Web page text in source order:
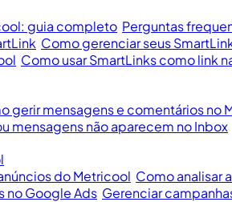
guia completo Perguntas
Como gerenciar seus
Como usar SmartLinks como link
gerir mensagens e comentários no
mensagens não aparecem no Inbox
do Metricool Como analisar
no Google Ads Gerenciar